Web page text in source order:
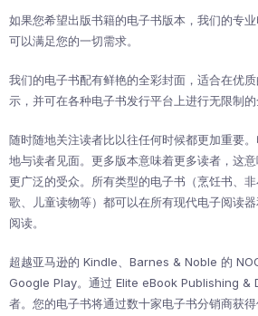
如果您希望出版书籍的电子书版本，我们的专
可以满足您的一切需求。
我们的电子书配有鲜艳的全彩封面，适合在优
示，并可在各种电子书发行平台上进行无限制的
随时随地关注读者比以往任何时候都更加重要
地与读者见面。更多版本意味着更多读者，这
更广泛的受众。所有类型的电子书（烹饪书、
歌、儿童读物等）都可以在所有现代电子阅读
阅读。
超越亚马逊的 Kindle、Barnes & Noble 的
Google Play。通过 Elite eBook Publishing &
者。您的电子书将通过数十家电子书分销商获